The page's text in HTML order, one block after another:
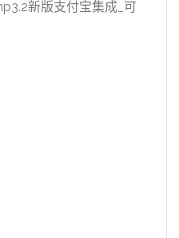
新版支付宝集成_可